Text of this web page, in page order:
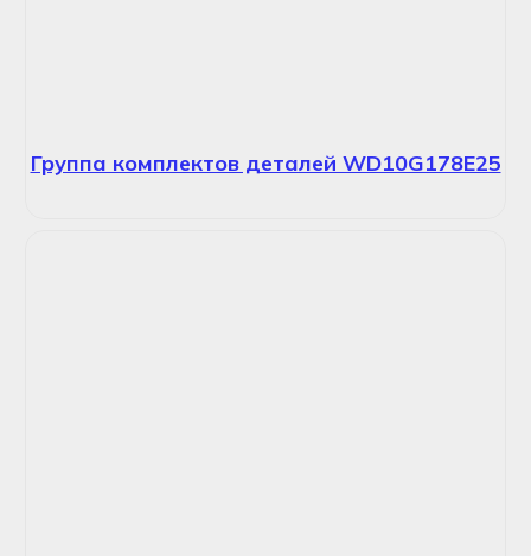
Группа комплектов деталей WD10G178E25